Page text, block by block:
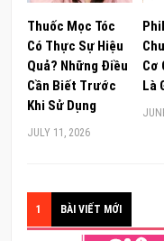
Thuốc Mọc Tóc
Có Thực Sự Hiệu
Quả? Những Điều
Cần Biết Trước
Khi Sử Dụng
JULY 11, 2026
Cơ
Là
1 BÀI VIẾT MỚI